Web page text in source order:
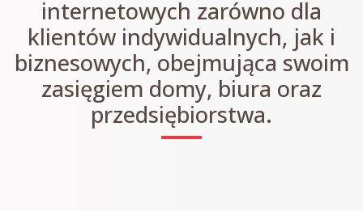
internetowych zarówno dla
klientów indywidualnych, jak i
biznesowych, obejmująca swoim
zasięgiem domy, biura oraz
przedsiębiorstwa.